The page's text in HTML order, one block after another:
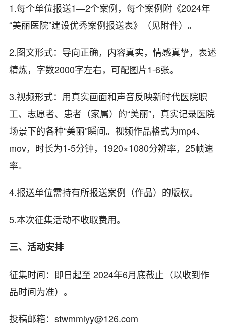
1.每个单位报送1—2个案例，每个案例附《2024年
“美丽医院”建设优秀案例报送表》（见附件）。
2.图文形式：导向正确，内容真实，情感真挚，表述
精炼，字数2000字左右，可配图片1-6张。
3.视频形式：用真实画面和声音反映新时代医院职
工、志愿者、患者（家属）的“美丽”，真实记录医院
场景下的各种“美丽”瞬间。视频作品格式为mp4、
mov，时长为1-5分钟，1920×1080分辨率，25帧速
率。
4.报送单位需持有所报送案例（作品）的版权。
5.本次征集活动不收取费用。
三、活动安排
征集时间：即日起至 2024年6月底截止（以收到作
品时间为准）。
投稿邮箱：stwmmlyy@126.com